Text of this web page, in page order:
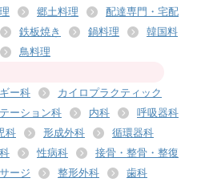
郷土料理
配達専門・宅配
鉄板焼き 鍋料理
韓国料
鳥料理
ー科
カイロプラクティック
ーション科 内科
呼吸器科
科 形成外科
循環器科
性病科
接骨・整骨・整復
ージ 整形外科
歯科